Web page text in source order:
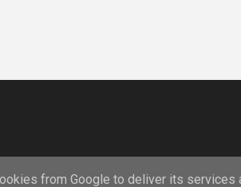
from Google to deliver its services